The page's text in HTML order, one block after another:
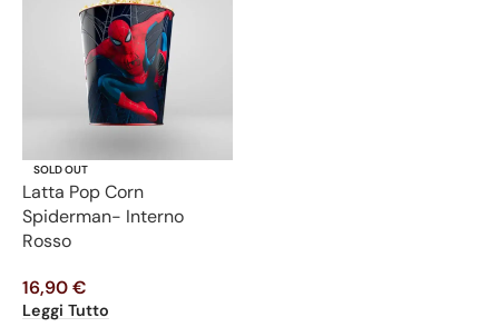
SOLD OUT
Latta Pop Corn
Spiderman- Interno
Rosso
16,90€
Leggi Tutto